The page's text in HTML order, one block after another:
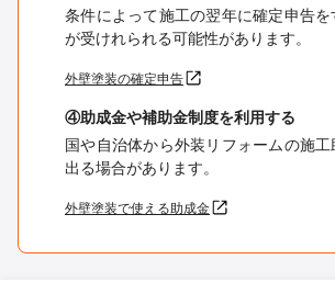
条件によって施工の翌年に確定申告
が受けれられる可能性があります。
外壁塗装の確定申告
④助成金や補助金制度を利用する
国や自治体から外装リフォームの施
出る場合があります。
外壁塗装で使える助成金